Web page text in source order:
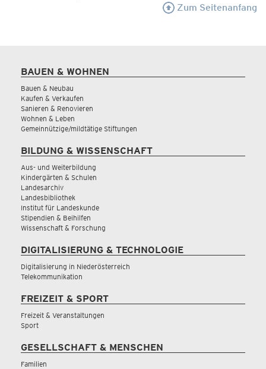
Zum Seitenanfang
BAUEN & WOHNEN
Bauen & Neubau
Kaufen & Verkaufen
Sanieren & Renovieren
Wohnen & Leben
Gemeinnützige/mildtätige Stiftungen
BILDUNG & WISSENSCHAFT
Aus- und Weiterbildung
Kindergärten & Schulen
Landesarchiv
Landesbibliothek
Institut für Landeskunde
Stipendien & Beihilfen
Wissenschaft & Forschung
DIGITALISIERUNG & TECHNOLOGIE
Digitalisierung in Niederösterreich
Telekommunikation
FREIZEIT & SPORT
Freizeit & Veranstaltungen
Sport
GESELLSCHAFT & MENSCHEN
Familien